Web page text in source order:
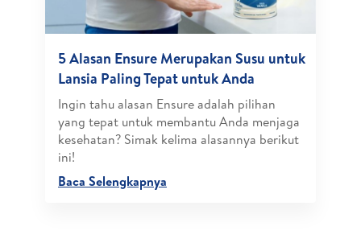
5 Alasan Ensure Merupakan Susu untuk
Lansia Paling Tepat untuk Anda
Ingin tahu alasan Ensure adalah pilihan
yang tepat untuk membantu Anda menjaga
kesehatan? Simak kelima alasannya berikut
ini!
Baca Selengkapnya